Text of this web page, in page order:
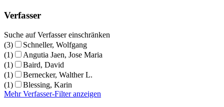
Verfasser
Suche auf Verfasser einschränken
(3)
Schneller, Wolfgang
(1)
Angutia Jaen, Jose Maria
(1)
Baird, David
(1)
Bernecker, Walther L.
(1)
Blessing, Karin
Mehr Verfasser-Filter anzeigen